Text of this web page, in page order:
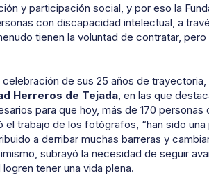
y participación social, y por eso la
con discapacidad intelectual, a
tienen la voluntad de contratar, pero
celebración de sus 25 años de trayectoria,
Herreros de Tejada, en las que
para que hoy, más de 170 personas
trabajo de los fotógrafos, “han sido una
a derribar muchas barreras y
subrayó la necesidad de seguir
tener una vida plena.